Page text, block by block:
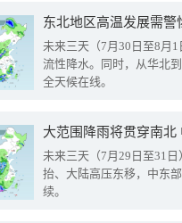
东北地区高温发展需
未来三天（7月30日至8月
流性降水。同时，从华北
全天候在线。
大范围降雨将贯穿南
未来三天（7月29日至31
抬、大陆高压东移，中东
续。